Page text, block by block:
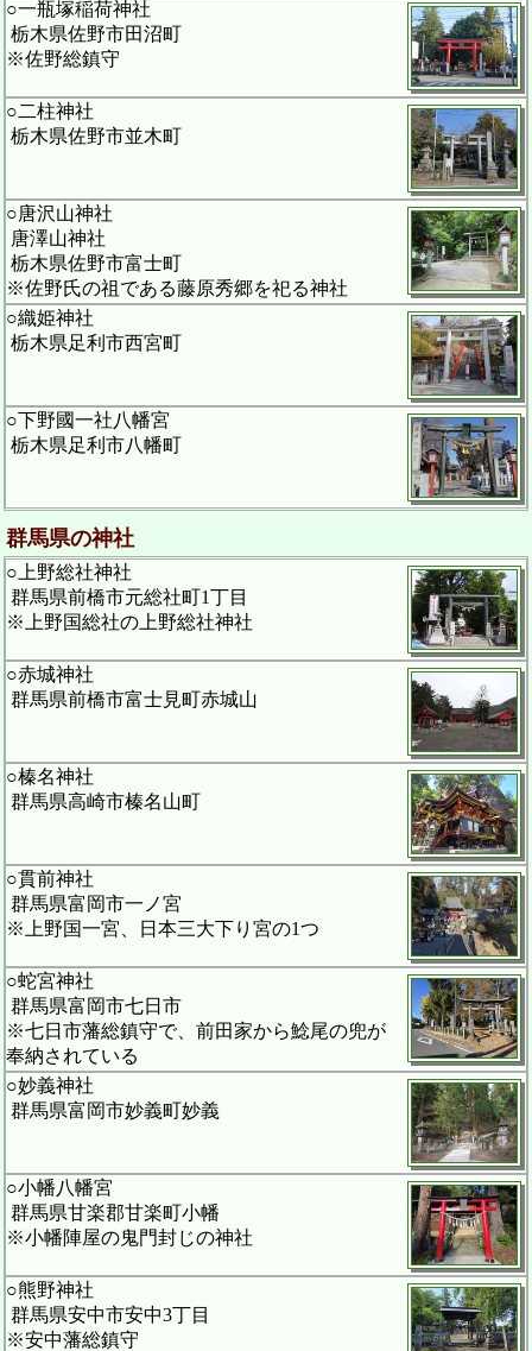
○一瓶塚稲荷神社
栃木県佐野市田沼町
※佐野総鎮守
○二柱神社
栃木県佐野市並木町
○唐沢山神社
唐澤山神社
栃木県佐野市富士町
※佐野氏の祖である藤原秀郷を祀る神社
○織姫神社
栃木県足利市西宮町
○下野國一社八幡宮
栃木県足利市八幡町
群馬県の神社
○上野総社神社
群馬県前橋市元総社町1丁目
※上野国総社の上野総社神社
○赤城神社
群馬県前橋市富士見町赤城山
○榛名神社
群馬県高崎市榛名山町
○貫前神社
群馬県富岡市一ノ宮
※上野国一宮、日本三大下り宮の1つ
○蛇宮神社
群馬県富岡市七日市
※七日市藩総鎮守で、前田家から鯰尾の兜が
奉納されている
○妙義神社
群馬県富岡市妙義町妙義
○小幡八幡宮
群馬県甘楽郡甘楽町小幡
※小幡陣屋の鬼門封じの神社
○熊野神社
群馬県安中市安中3丁目
※安中藩総鎮守